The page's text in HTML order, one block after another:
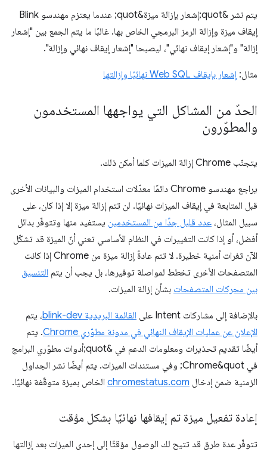
يتم نشر &quot;إشعار بإزالة ميزة&quot; عندما يعتزم مهندسو Blink
إيقاف ميزة وإزالة الرمز البرمجي الخاص بها. غالبًا ما يتم الجمع بين "إشعار
إزالة" و"إشعار إيقاف نهائي"، ليصبحا "إشعار إيقاف نهائي وإزالة".
مثال: إشعار بإيقاف Web SQL نهائيًا وإزالتها
الحدّ من المشاكل التي يواجهها المستخدمون
والمطوّرون
يتجنّب Chrome إزالة الميزات كلما أمكن ذلك.
يراجع مهندسو Chrome دائمًا معدّلات استخدام الميزات والبيانات الأخرى
قبل المتابعة في إيقاف الميزات نهائيًا. لن تتم إزالة ميزة إلا إذا كان، على
سبيل المثال، عدد قليل جدًا من المستخدمين يستفيد منها وتتوفّر بدائل
أفضل، أو إذا كانت التغييرات في النظام الأساسي تعني أنّ الميزة قد تشكّل
الآن ثغرات أمنية خطيرة. لا تتم عادةً إزالة ميزة من Chrome إذا كانت
المتصفحات الأخرى تخطط لمواصلة توفيرها، بل يجب أن يتم التنسيق
بين محركات المتصفحات بشأن إزالة الميزات.
بالإضافة إلى مشاركات Intent على القائمة البريدية blink-dev
، يتم
الإعلان عن عمليات الإيقاف النهائي في مدونة مطوّري Chrome
. يتم
أيضًا تقديم تحذيرات ومعلومات الدعم في &quot;أدوات مطوّري البرامج
في Chrome&quot; وفي مستندات الميزات. يتم أيضًا نشر الجداول
الزمنية ضمن إدخال chromestatus.com الخاص بميزة متوقّفة نهائيًا.
إعادة تفعيل ميزة تم إيقافها نهائيًا بشكل مؤقت
تتوفّر عدة طرق قد تتيح لك الوصول مؤقتًا إلى إحدى الميزات بعد إزالتها